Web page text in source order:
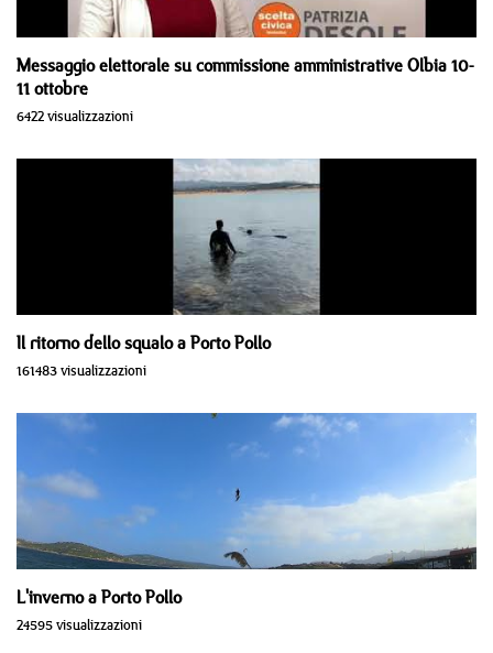
Messaggio elettorale su commissione amministrative Olbia 10-
11 ottobre
6422 visualizzazioni
Il ritorno dello squalo a Porto Pollo
161483 visualizzazioni
L'inverno a Porto Pollo
24595 visualizzazioni